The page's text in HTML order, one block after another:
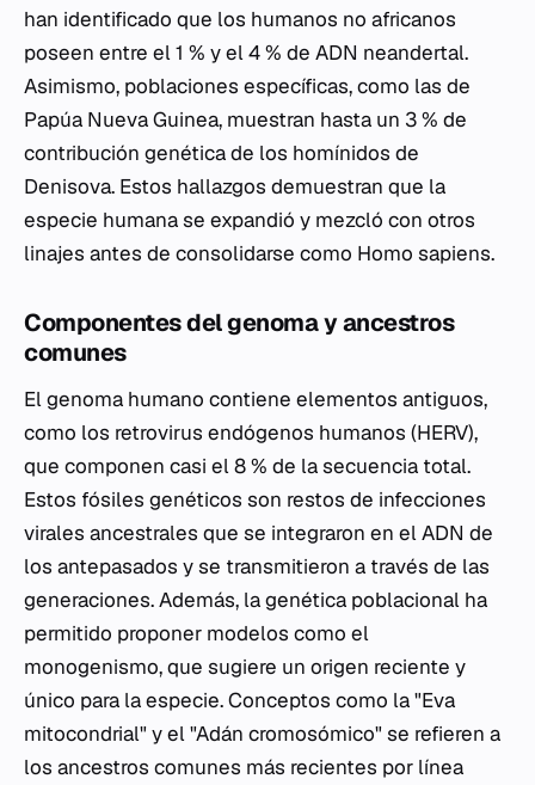
han identificado que los humanos no africanos
poseen entre el 1 % y el 4 % de ADN neandertal.
Asimismo, poblaciones específicas, como las de
Papúa Nueva Guinea, muestran hasta un 3 % de
contribución genética de los homínidos de
Denisova. Estos hallazgos demuestran que la
especie humana se expandió y mezcló con otros
linajes antes de consolidarse como Homo sapiens.
Componentes del genoma y ancestros
comunes
El genoma humano contiene elementos antiguos,
como los retrovirus endógenos humanos (HERV),
que componen casi el 8 % de la secuencia total.
Estos fósiles genéticos son restos de infecciones
virales ancestrales que se integraron en el ADN de
los antepasados y se transmitieron a través de las
generaciones. Además, la genética poblacional ha
permitido proponer modelos como el
monogenismo, que sugiere un origen reciente y
único para la especie. Conceptos como la "Eva
mitocondrial" y el "Adán cromosómico" se refieren a
los ancestros comunes más recientes por línea